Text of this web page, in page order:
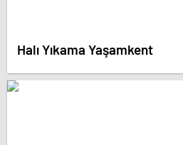
Halı Yıkama Yaşamkent